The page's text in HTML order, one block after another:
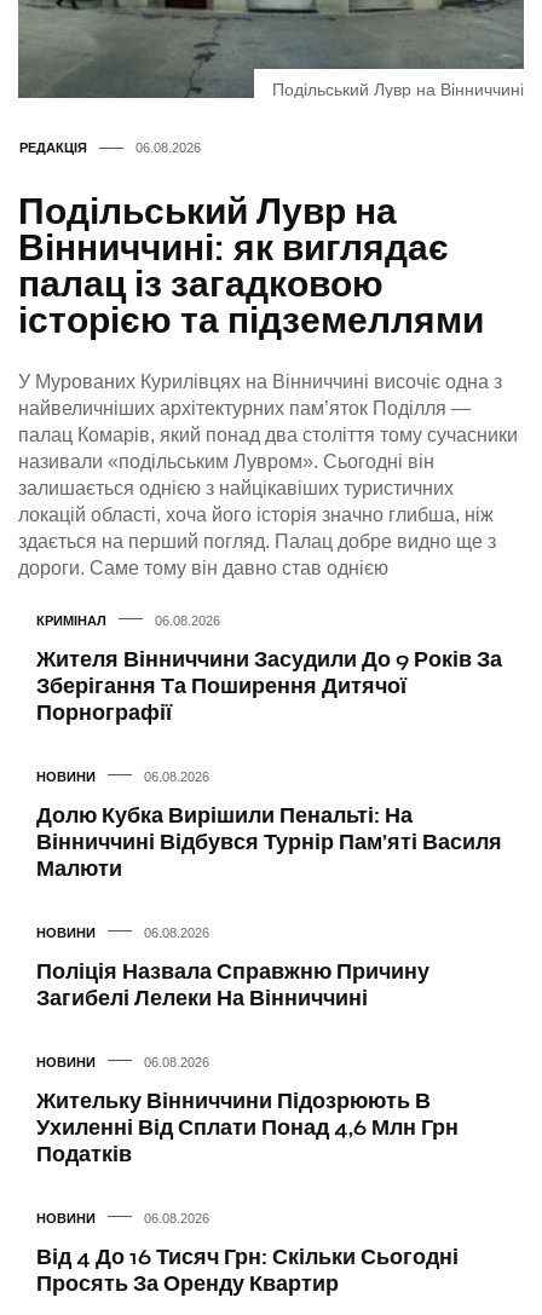
Подільський Лувр на Вінниччині
РЕДАКЦІЯ 06.08.2026
Подільський Лувр на
Вінниччині: як виглядає
палац із загадковою
історією та підземеллями
У Мурованих Курилівцях на Вінниччині височіє одна з
найвеличніших архітектурних пам’яток Поділля —
палац Комарів, який понад два століття тому сучасники
називали «подільським Лувром». Сьогодні він
залишається однією з найцікавіших туристичних
локацій області, хоча його історія значно глибша, ніж
здається на перший погляд. Палац добре видно ще з
дороги. Саме тому він давно став однією
КРИМІНАЛ 06.08.2026
Жителя Вінниччини Засудили До 9 Років За
Зберігання Та Поширення Дитячої
Порнографії
НОВИНИ 06.08.2026
Долю Кубка Вирішили Пенальті: На
Вінниччині Відбувся Турнір Пам’яті Василя
Малюти
НОВИНИ 06.08.2026
Поліція Назвала Справжню Причину
Загибелі Лелеки На Вінниччині
НОВИНИ 06.08.2026
Жительку Вінниччини Підозрюють В
Ухиленні Від Сплати Понад 4,6 Млн Грн
Податків
НОВИНИ 06.08.2026
Від 4 До 16 Тисяч Грн: Скільки Сьогодні
Просять За Оренду Квартир